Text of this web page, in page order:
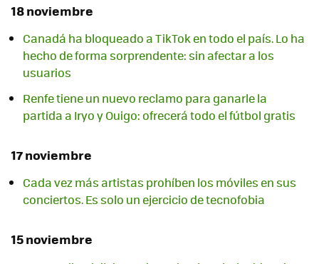
18 noviembre
Canadá ha bloqueado a TikTok en todo el país. Lo ha
hecho de forma sorprendente: sin afectar a los
usuarios
Renfe tiene un nuevo reclamo para ganarle la
partida a Iryo y Ouigo: ofrecerá todo el fútbol gratis
17 noviembre
Cada vez más artistas prohíben los móviles en sus
conciertos. Es solo un ejercicio de tecnofobia
15 noviembre